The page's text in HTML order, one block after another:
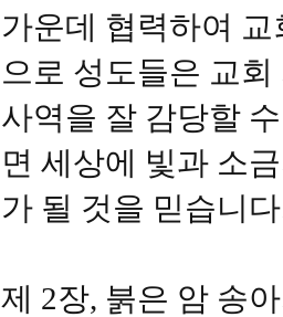
가운데 협력하여
으로 성도들은 교
사역을 잘 감당할
면 세상에 빛과 소
가 될 것을 믿습니
제 2장, 붉은 암 송